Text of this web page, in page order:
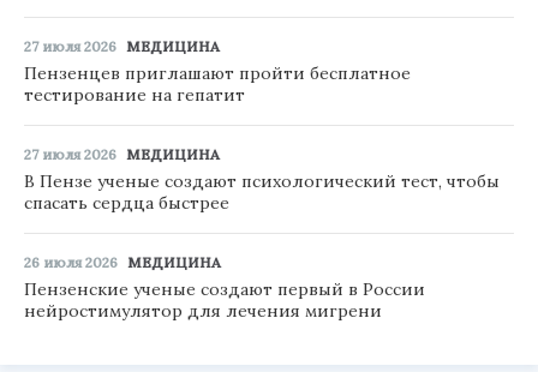
27 июля 2026 МЕДИЦИНА
Пензенцев приглашают пройти бесплатное
тестирование на гепатит
27 июля 2026 МЕДИЦИНА
В Пензе ученые создают психологический тест, чтобы
спасать сердца быстрее
26 июля 2026 МЕДИЦИНА
Пензенские ученые создают первый в России
нейростимулятор для лечения мигрени